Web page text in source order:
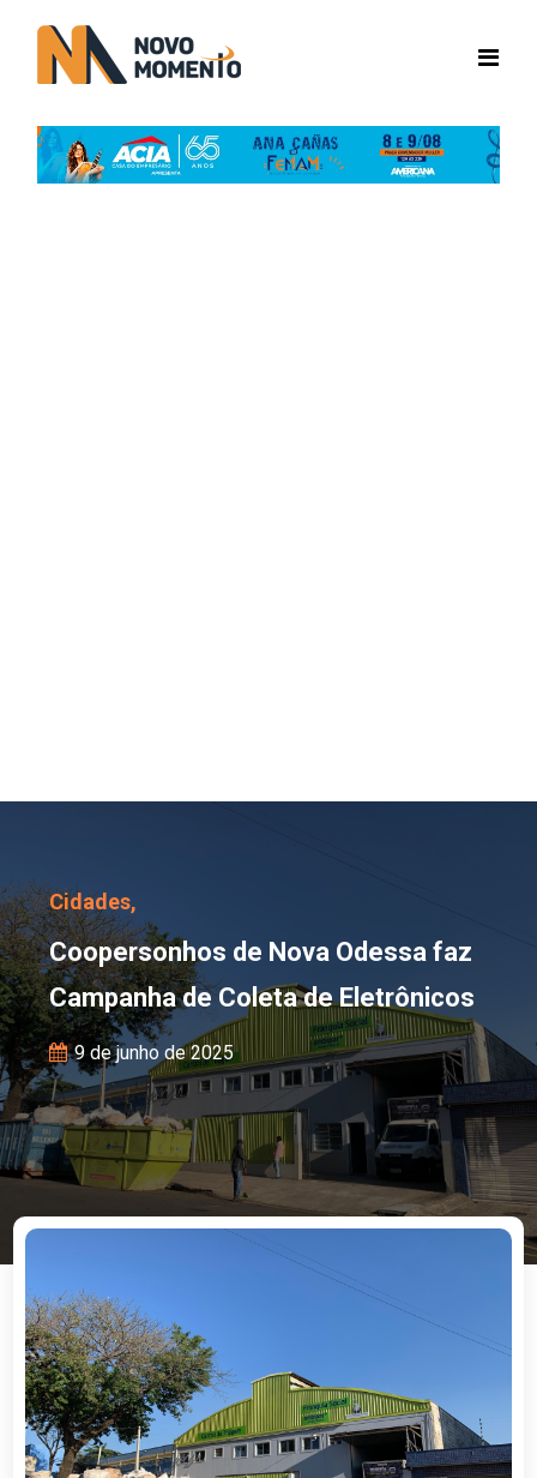
Cidades,
Coopersonhos de Nova Odessa faz
Campanha de Coleta de Eletrônicos
9 de junho de 2025